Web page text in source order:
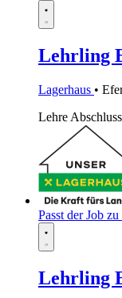
Lehrling
Lagerhaus •
Lehre
Passt der Job
Lehrling